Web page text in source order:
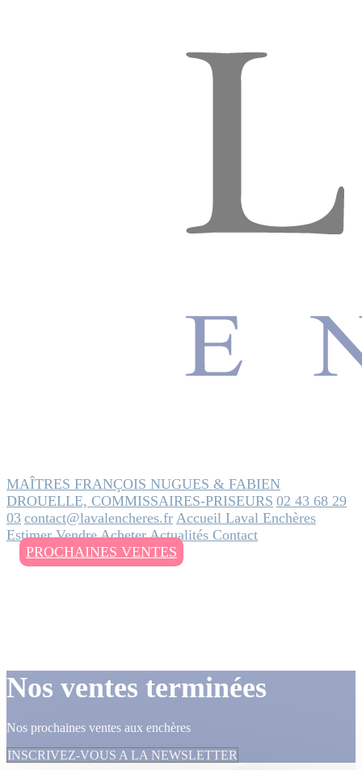
MAÎTRES FRANÇOIS NUGUES & FABIEN
DROUELLE, COMMISSAIRES-PRISEURS 02 43 68 29
03 contact@lavalencheres.fr Accueil Laval Enchères
EstimerVendreAcheterActualités Contact
PROCHAINES VENTES
Nos ventes terminées
Nos prochaines ventes aux enchères
INSCRIVEZ-VOUS A LA NEWSLETTER